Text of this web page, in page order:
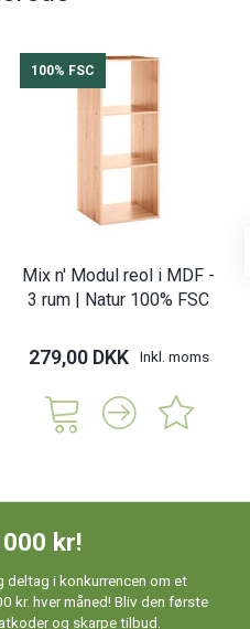
100% FSC
Mix n' Modul reol i MDF -
3 rum | Natur 100% FSC
279,00 DKK Inkl. moms
kr!
i konkurrencen om et
kr. hver måned! Bliv den første
og skarpe tilbud.